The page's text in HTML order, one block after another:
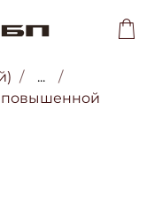
...
повышенной